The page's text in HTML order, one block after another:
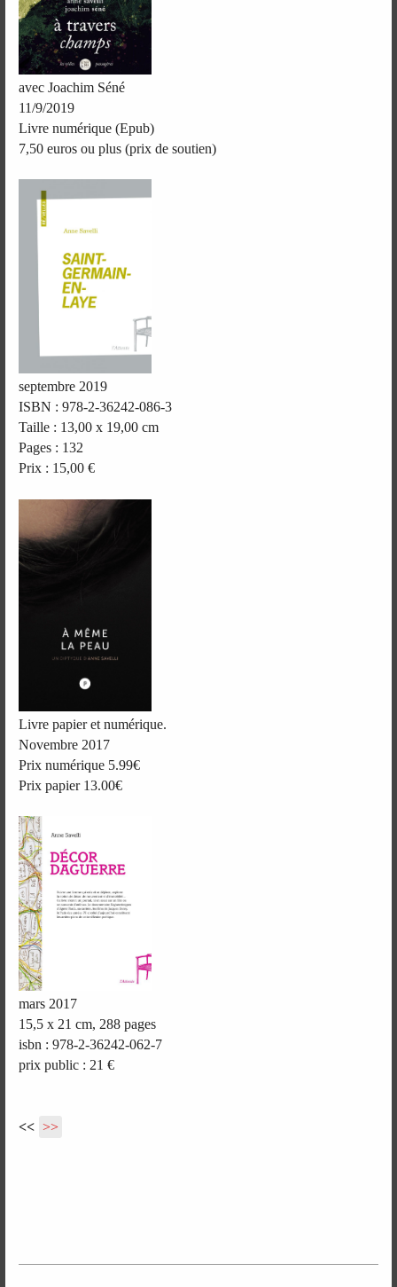
avec Joachim Séné
11/9/2019
Livre numérique (Epub)
7,50 euros ou plus (prix de soutien)
septembre 2019
ISBN : 978-2-36242-086-3
Taille : 13,00 x 19,00 cm
Pages : 132
Prix : 15,00 €
Livre papier et numérique.
Novembre 2017
Prix numérique 5.99€
Prix papier 13.00€
mars 2017
15,5 x 21 cm, 288 pages
isbn : 978-2-36242-062-7
prix public : 21 €
<< >>